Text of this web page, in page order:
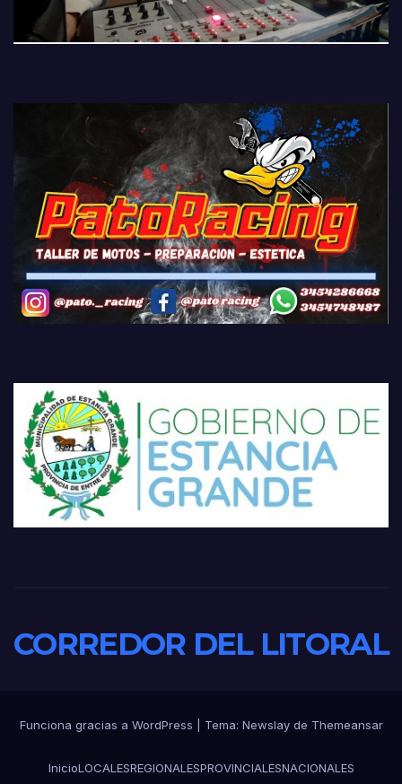
CORREDOR DEL LITORAL
Funciona gracias a WordPress Tema: Newslayde Themeansar
InicioLOCALESREGIONALESPROVINCIALESNACIONALES